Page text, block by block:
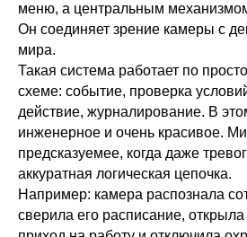
меню, а центральным
Он соединяет зрение камеры с
мира.
Такая система работает по
схеме: событие, проверка
действие, журналирование. В
инженерное и очень красивое.
предсказуемее, когда даже
аккуратная логическая цепочка.
Например: камера распознала
сверила его расписание,